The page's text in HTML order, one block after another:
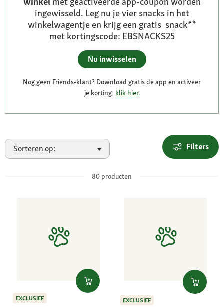
ingewisseld. Leg nu je vier snacks in het
winkelwagentje en krijg een gratis snack**
met kortingscode: EBSNACKS25
Nu inwisselen
Nog geen Friends-klant? Download gratis de app en activeer
je korting: klik hier.
Sorteren op: Filters
80 producten
EXCLUSIEF
EXCLUSIEF